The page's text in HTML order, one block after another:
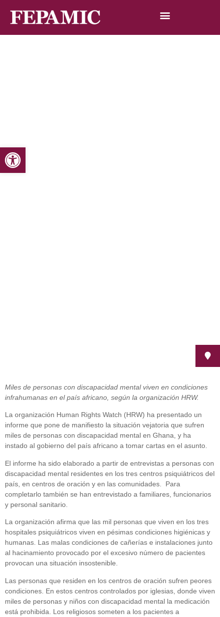
Abrir barra de herramientas
Inicio
Miles de personas con discapacidad mental viven en condiciones
infrahumanas en el país africano, según la organización HRW.
La organización Human Rights Watch (HRW) ha presentado un
informe que pone de manifiesto la situación vejatoria que sufren
miles de personas con discapacidad mental en Ghana, y ha
instado al gobierno del país africano a tomar cartas en el asunto.
El informe ha sido elaborado a partir de entrevistas a personas con
discapacidad mental residentes en los tres centros psiquiátricos del
país, en centros de oración y en las comunidades. Para
completarlo también se han entrevistado a familiares, funcionarios
y personal sanitario.
La organización afirma que las mil personas que viven en los tres
hospitales psiquiátricos viven en pésimas condiciones higiénicas y
humanas. Las malas condiciones de cañerías e instalaciones junto
al hacinamiento provocado por el excesivo número de pacientes
provocan una situación insostenible.
Las personas que residen en los centros de oración sufren peores
condiciones. En estos centros controlados por iglesias, donde viven
miles de personas y niños con discapacidad mental la medicación
está prohibida. Los religiosos someten a los pacientes a